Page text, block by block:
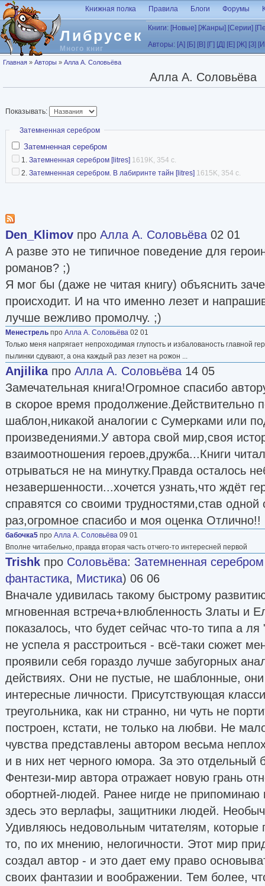
Перейти к основному содержанию
Либрусек
Много книг
Книжная полка Правила Блоги Форумы
Книги: [Новые] [Жанры] [Серии]
Авторы: [А] [Б] [В] [Г] [Д] [Е] [Ж] [З]
Вы здесь
Главная » Авторы » Алла А. Соловьёва
Алла А. Соловьёва
Показывать:
Скрыть
Затемненная серебром
Затемненная серебром
1. Затемненная серебром [litres] 1619K, 354 с.
2. Затемненная серебром. В лабиринте тайн [litres] 1615K, 354 с.
Den_Klimov про Алла А. Соловьёва 02 01
А разве это не типичное поведение для
романов? ;)
Я мог бы (даже не читая книгу) объяснить
происходит. И на что именно лезет и
лучше вежливо промолчу. ;)
Менестрель про Алла А. Соловьёва 02 01
Только меня напрягает непроходимая глупость и избалованость главной
пылинки сдувают, а она каждый раз лезет на рожон ...
Anjilikaпро Алла А. Соловьёва 14 05
Замечательная книга!Огромное спасибо
в скорое время продолжение.Действительно
шаблон,никакой аналогии с Сумерками или
произведениями.У автора свой мир,своя
взаимоотношения героев,дружба...Книги
отрываться не на минутку.Правда осталось
незавершенности...хочется узнать,что ждёт
справятся со своими трудностями,став
раз,огромное спасибо и моя оценка Отлично!!
бабочка5 про Алла А. Соловьёва 09 01
Вполне читабельно, правда вторая часть отчего-то интересней первой
Trishk про Соловьёва: Затемненная
фантастика, Мистика) 06 06
Вначале удивилась такому быстрому
мгновенная встреча+влюбленность Златы и
показалось, что будет сейчас что-то типа а
не успела я расстроиться - всё-таки сюжет
проявили себя гораздо лучше забугорных
действиях. Они не пустые, не шаблонные,
интересные личности. Присутствующая
треугольника, как ни странно, ни чуть не
построен, кстати, не только на любви. Не
чувства представлены автором весьма
и в них нет черного юмора. За это отдельный
Фентези-мир автора отражает новую грань
обортней-людей. Ранее нигде не припоминаю
здесь это верлафы, защитники людей.
Удивляюсь недовольным читателям, которые
то, по их мнению, нелогичности. Этот мир
создал автор - и это дает ему право
своих фантазии и воображении. Тем более,